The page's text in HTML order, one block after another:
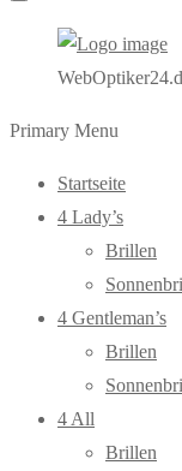
Primary Menu
Startseite
4 Lady’s
Brillen
4 Gentleman’s
Brillen
4 All
Brillen